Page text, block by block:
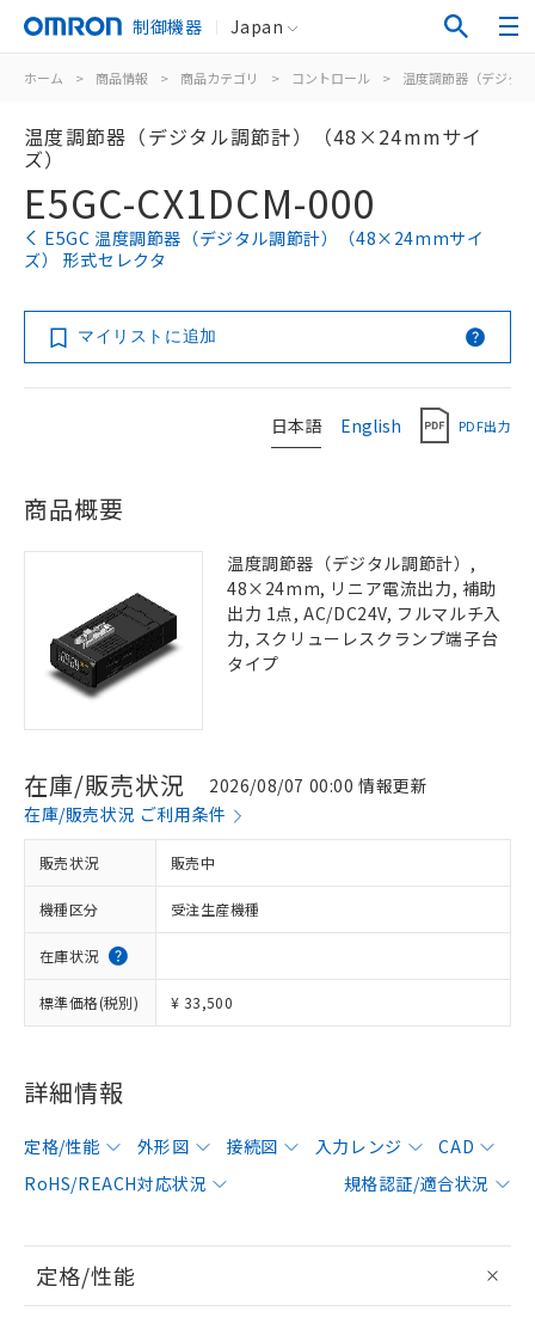
制御機器 Japan
ホーム > 商品情報 > 商品カテゴリ > コントロール > 温度調節器（デジタ
温度調節器（デジタル調節計）（48×24mmサイ
ズ）
E5GC-CX1DCM-000
E5GC 温度調節器（デジタル調節計）（48×24mmサイ
ズ） 形式セレクタ
マイリストに追加
日本語 English PDF出力
商品概要
温度調節器（デジタル調節計）,
48×24mm, リニア電流出力, 補助
出力 1点, AC/DC24V, フルマルチ入
力, スクリューレスクランプ端子台
タイプ
在庫/販売状況
2026/08/07 00:00 情報更新
在庫/販売状況 ご利用条件
販売状況 販売中
機種区分 受注生産機種
在庫状況
標準価格(税別) ¥ 33,500
詳細情報
定格/性能 外形図 接続図 入力レンジ
CAD
RoHS/REACH対応状況
規格認証/適合状況
定格/性能